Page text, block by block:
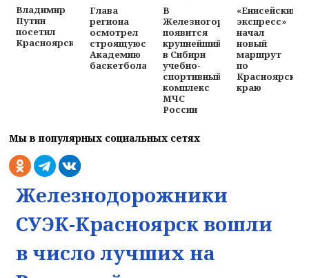
Владимир
Путин
посетил
Красноярск
Глава
региона
осмотрел
строящуюся
Академию
баскетбола
В
Железногорске
появится
крупнейший
в Сибири
учебно-
спортивный
комплекс
МЧС
России
«Енисейский
экспресс»
начал
новый
маршрут
по
краю
Мы в популярных социальных сетях
Железнодорожники
СУЭК-Красноярск вошли
в число лучших на